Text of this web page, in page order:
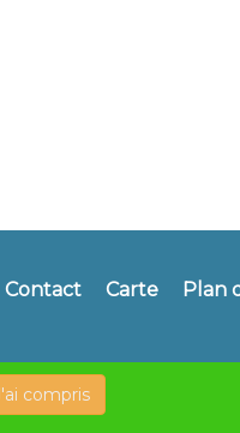
Contact Carte Plan
compris